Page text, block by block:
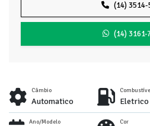
(14) 3514-
(14) 3161-
Câmbio
Automatico Eletrico
Ano/Modelo Cor